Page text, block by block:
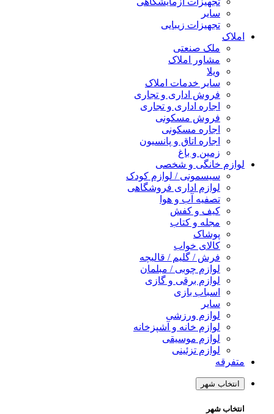
سایر
تجهیزات زیبایی
املاک
ملک صنعتی
مشاور املاک
ویلا
سایر خدمات املاک
فروش اداری و تجاری
اجاره اداری و تجاری
فروش مسکونی
اجاره مسکونی
اجاره اتاق و پانسیون
زمین و باغ
لوازم خانگی و شخصی
سیسمونی / لوازم کودک
لوازم اداری فروشگاهی
تصفیه آب و هوا
کیف و کفش
مجله و کتاب
پوشاک
کالای خواب
فرش / گلیم / قالیچه
لوازم چوبی / مبلمان
لوازم برقی و گازی
اسباب بازی
سایر
لوازم ورزشی
لوازم خانه و آشپزخانه
لوازم موسیقی
لوازم تزئینی
متفرقه
انتخاب شهر
انتخاب شهر